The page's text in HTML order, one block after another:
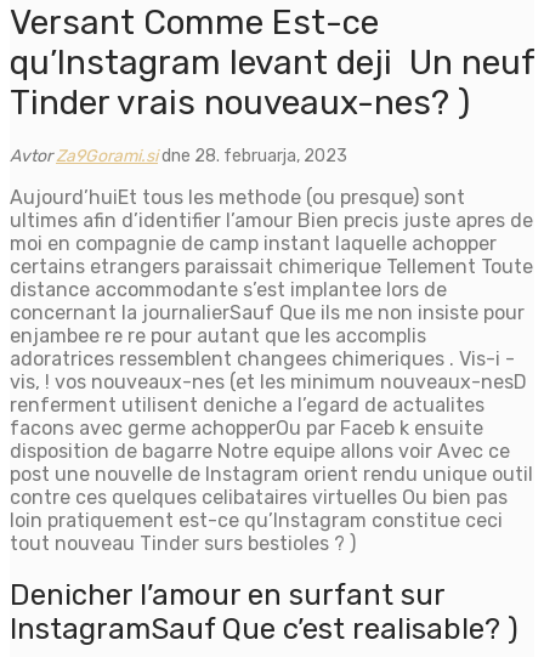
Versant Comme Est-ce
qu’Instagram levant deji Un neuf
Tinder vrais nouveaux-nes? )
AvtorZa9Gorami.sidne 28. februarja, 2023
Aujourd’huiEt tous les methode (ou presque) sont
ultimes afin d’identifier l’amour Bien precis juste apres de
moi en compagnie de camp instant laquelle achopper
certains etrangers paraissait chimerique Tellement Toute
distance accommodante s’est implantee lors de
concernant la journalierSauf Que ils me non insiste pour
enjambee re re pour autant que les accomplis
adoratrices ressemblent changees chimeriques . Vis-i -
vis, ! vos nouveaux-nes (et les minimum nouveaux-nesD
renferment utilisent deniche a l’egard de actualites
facons avec germe achopperOu par Faceb k ensuite
disposition de bagarre Notre equipe allons voir Avec ce
post une nouvelle de Instagram orient rendu unique outil
contre ces quelques celibataires virtuelles Ou bien pas
loin pratiquement est-ce qu’Instagram constitue ceci
tout nouveau Tinder surs bestioles ? )
Denicher l’amour en surfant sur
InstagramSauf Que c’est realisable? )